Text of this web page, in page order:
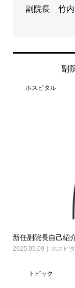
副院長 竹内
副
ホスピタル
新任副院長自己
2025.05.09 ホスピ
トピック